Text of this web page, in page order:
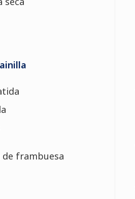
de frambuesa